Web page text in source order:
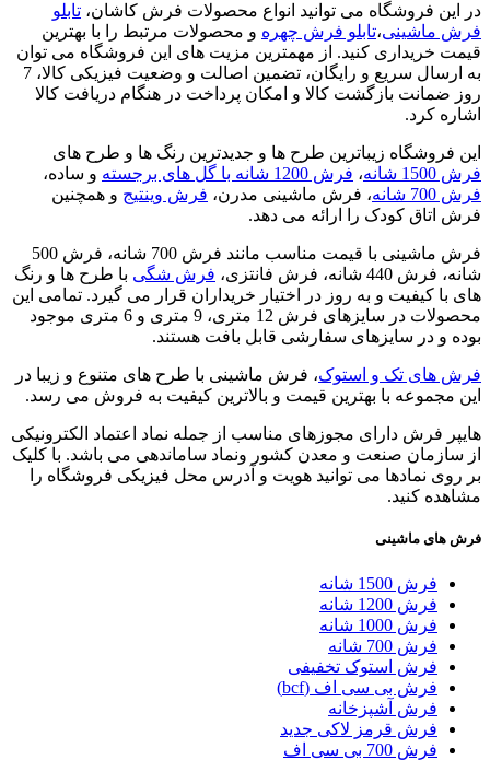
در این فروشگاه می توانید انواع محصولات فرش کاشان، تابلو
فرش ماشینی،تابلو فرش چهره و محصولات مرتبط را با بهترین
قیمت خریداری کنید. از مهمترین مزیت های این فروشگاه می توان
به ارسال سریع و رایگان، تضمین اصالت و وضعیت فیزیکی کالا، 7
روز ضمانت بازگشت کالا و امکان پرداخت در هنگام دریافت کالا
اشاره کرد.
این فروشگاه زیباترین طرح ها و جدیدترین رنگ ها و طرح های
فرش 1500 شانه
، فرش 1200 شانه با گل های برجسته
و ساده،
فرش 700 شانه
، فرش ماشینی مدرن، فرش وینتیج و همچنین
فرش اتاق کودک را ارائه می دهد.
فرش ماشینی با قیمت مناسب مانند فرش 700 شانه، فرش 500
شانه، فرش 440 شانه، فرش فانتزی،
فرش شگی با طرح ها و رنگ
های با کیفیت و به روز در اختیار خریداران قرار می گیرد. تمامی این
محصولات در سایزهای فرش 12 متری، 9 متری و 6 متری موجود
بوده و در سایزهای سفارشی قابل بافت هستند.
فرش های تک و استوک، فرش ماشینی با طرح های متنوع و زیبا در
این مجموعه با بهترین قیمت و بالاترین کیفیت به فروش می رسد.
هایپر فرش دارای مجوزهای مناسب از جمله نماد اعتماد الکترونیکی
از سازمان صنعت و معدن کشور ونماد ساماندهی می باشد. با کلیک
بر روی نمادها می توانید هویت و آدرس محل فیزیکی فروشگاه را
مشاهده کنید.
فرش های ماشینی
فرش 1500 شانه
فرش 1200 شانه
فرش 1000 شانه
فرش 700 شانه
فرش استوک تخفیفی
فرش بی سی اف (bcf)
فرش آشپزخانه
فرش قرمز لاکی جدید
فرش 700 بی سی اف